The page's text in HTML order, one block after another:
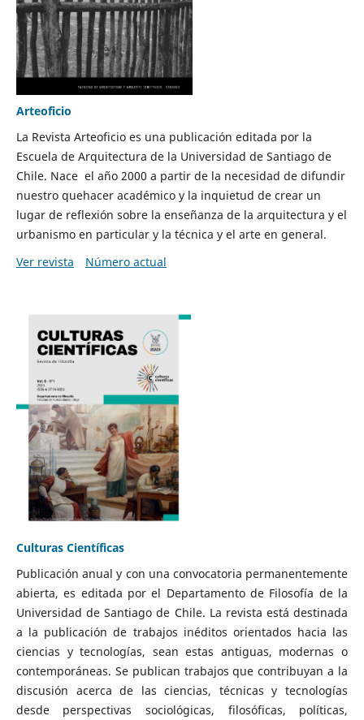
Arteoficio
La Revista Arteoficio es una publicación editada por la
Escuela de Arquitectura de la Universidad de Santiago de
Chile. Nace el año 2000 a partir de la necesidad de difundir
nuestro quehacer académico y la inquietud de crear un
lugar de reflexión sobre la enseñanza de la arquitectura y el
urbanismo en particular y la técnica y el arte en general.
Ver revista
Número actual
Culturas Científicas
Publicación anual y con una convocatoria permanentemente
abierta, es editada por el Departamento de Filosofía de la
Universidad de Santiago de Chile. La revista está destinada
a la publicación de trabajos inéditos orientados hacia las
ciencias y tecnologías, sean estas antiguas, modernas o
contemporáneas. Se publican trabajos que contribuyan a la
discusión acerca de las ciencias, técnicas y tecnologías
desde perspectivas sociológicas, filosóficas, políticas,